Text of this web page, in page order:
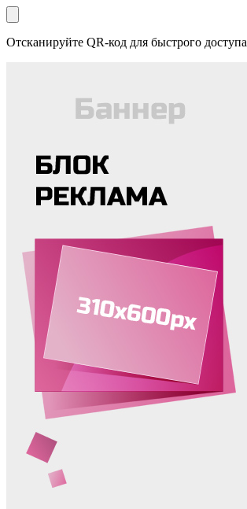
Отсканируйте QR-код для быстрого доступа